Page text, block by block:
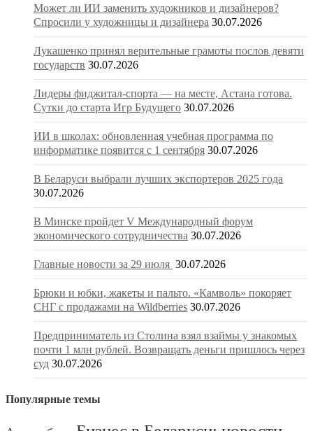
Может ли ИИ заменить художников и дизайнеров?
Спросили у художницы и дизайнера 30.07.2026
Лукашенко принял верительные грамоты послов девяти
государств 30.07.2026
Лидеры фиджитал-спорта — на месте, Астана готова.
Сутки до старта Игр Будущего 30.07.2026
ИИ в школах: обновленная учебная программа по
информатике появится с 1 сентября 30.07.2026
В Беларуси выбрали лучших экспортеров 2025 года
30.07.2026
В Минске пройдет V Международный форум
экономического сотрудничества 30.07.2026
Главные новости за 29 июля 30.07.2026
Брюки и юбки, жакеты и пальто. «Камволь» покоряет
СНГ с продажами на Wildberries 30.07.2026
Предприниматель из Столина взял взаймы у знакомых
почти 1 млн рублей. Возвращать деньги пришлось через
суд 30.07.2026
Популярные темы